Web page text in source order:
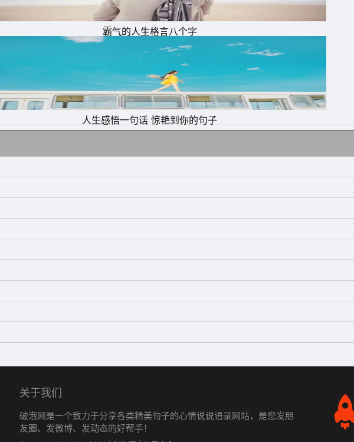
你的人。
心。
，厚道不代表笨。
霸气的人生格言八个字
人生感悟一句话 惊艳到你的句子
关于我们
破泡网是一个致力于分享各类精美句子的心情说说语录网站，是您发朋
友圈、发微博、发动态的好帮手！